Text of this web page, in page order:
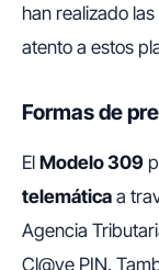
han realizado
atento a estos
Formas de
El Modelo 309
telemática a
Agencia
Cl@ve PIN.